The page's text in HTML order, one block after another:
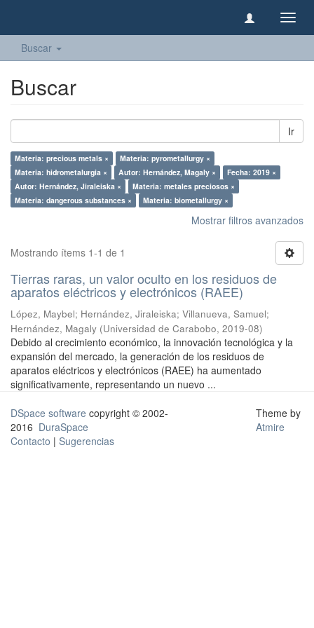
Buscar
Buscar
Ir
Materia: precious metals ×
Materia: pyrometallurgy ×
Materia: hidrometalurgia ×
Autor: Hernández, Magaly ×
Fecha: 2019 ×
Autor: Hernández, Jiraleiska ×
Materia: metales preciosos ×
Materia: dangerous substances ×
Materia: biometallurgy ×
Mostrar filtros avanzados
Mostrando ítems 1-1 de 1
Tierras raras, un valor oculto en los residuos de
aparatos eléctricos y electrónicos (RAEE)
López, Maybel; Hernández, Jiraleiska; Villanueva, Samuel;
Hernández, Magaly (Universidad de Carabobo, 2019-08)
Debido al crecimiento económico, la innovación tecnológica y la
expansión del mercado, la generación de los residuos de
aparatos eléctricos y electrónicos (RAEE) ha aumentado
significativamente, representando un nuevo ...
DSpace software copyright © 2002-
2016 DuraSpace
Contacto | Sugerencias
Theme by
Atmire